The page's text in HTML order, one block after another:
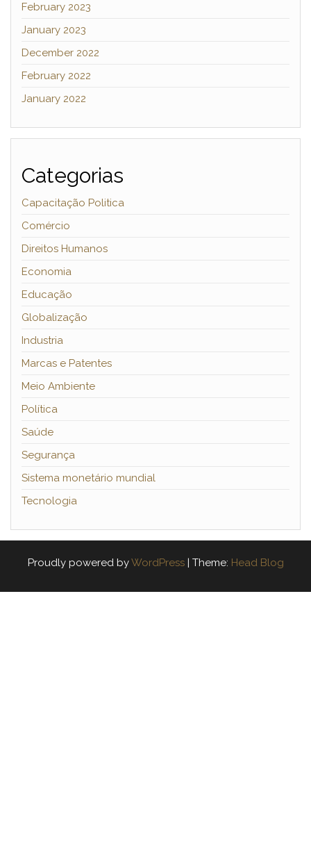
February 2023
January 2023
December 2022
February 2022
January 2022
Categorias
Capacitação Politica
Comércio
Direitos Humanos
Economia
Educação
Globalização
Industria
Marcas e Patentes
Meio Ambiente
Política
Saúde
Segurança
Sistema monetário mundial
Tecnologia
Proudly powered byWordPress | Theme: Head Blog